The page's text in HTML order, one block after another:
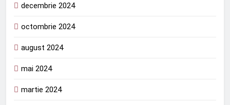
decembrie 2024
octombrie 2024
august 2024
mai 2024
martie 2024